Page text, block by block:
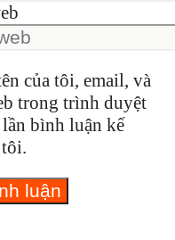
của tôi, email, và
trong trình duyệt
bình luận kế